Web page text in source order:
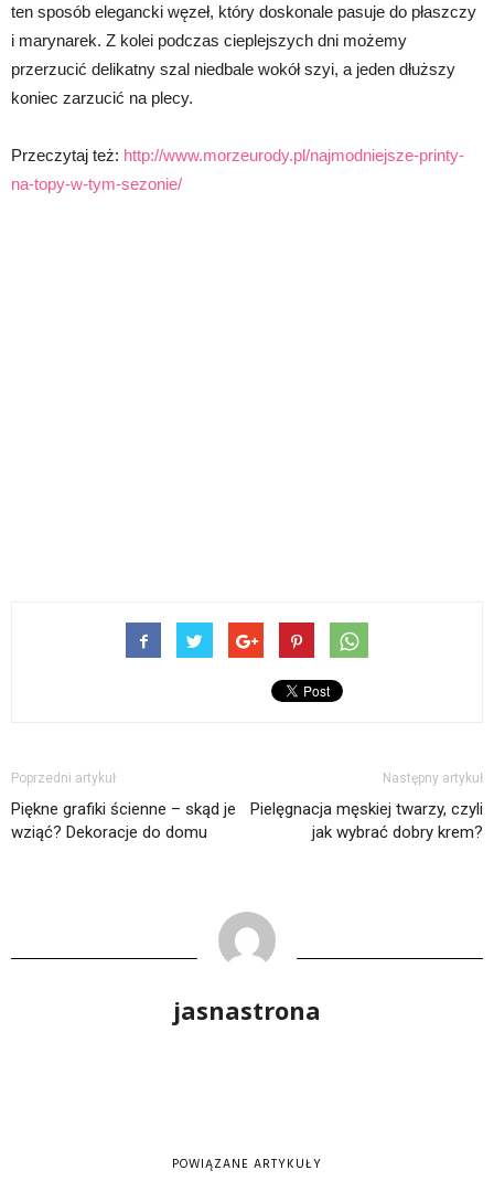
ten sposób elegancki węzeł, który doskonale pasuje do płaszczy
i marynarek. Z kolei podczas cieplejszych dni możemy
przerzucić delikatny szal niedbale wokół szyi, a jeden dłuższy
koniec zarzucić na plecy.
Przeczytaj też: http://www.morzeurody.pl/najmodniejsze-printy-
na-topy-w-tym-sezonie/
Poprzedni artykuł
Piękne grafiki ścienne – skąd je
wziąć? Dekoracje do domu
Następny artykuł
Pielęgnacja męskiej twarzy, czyli
jak wybrać dobry krem?
jasnastrona
POWIĄZANE ARTYKUŁY